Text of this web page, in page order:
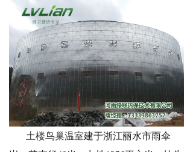
土楼鸟巢温室建于浙江丽水市雨伞